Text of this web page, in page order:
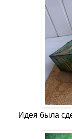
Идея была